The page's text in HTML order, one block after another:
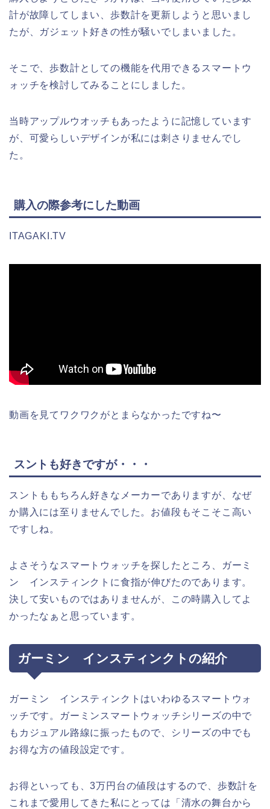
計が故障してしまい、歩数計を更新しようと思いまし
たが、ガジェット好きの性が騒いでしまいました。
そこで、歩数計としての機能を代用できるスマートウ
ォッチを検討してみることにしました。
当時アップルウオッチもあったように記憶しています
が、可愛らしいデザインが私には刺さりませんでし
た。
購入の際参考にした動画
ITAGAKI.TV
動画を見てワクワクがとまらなかったですね〜
スントも好きですが・・・
スントももちろん好きなメーカーでありますが、なぜ
か購入には至りませんでした。お値段もそこそこ高い
ですしね。
よさそうなスマートウォッチを探したところ、ガーミ
ン インスティンクトに食指が伸びたのであります。
決して安いものではありませんが、この時購入してよ
かったなぁと思っています。
ガーミン インスティンクトの紹介
ガーミン インスティンクトはいわゆるスマートウォ
ッチです。ガーミンスマートウォッチシリーズの中で
もカジュアル路線に振ったもので、シリーズの中でも
お得な方の値段設定です。
お得といっても、3万円台の値段はするので、歩数計を
これまで愛用してきた私にとっては「清水の舞台から